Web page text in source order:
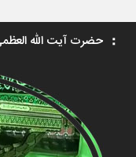
حضرت آیت الله